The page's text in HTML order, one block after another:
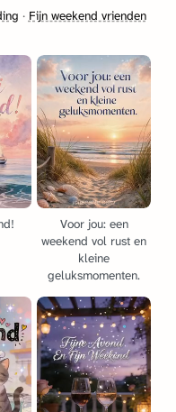
· Fijn weekend vrienden
Voor jou: een
weekend vol rust en
kleine
geluksmomenten.